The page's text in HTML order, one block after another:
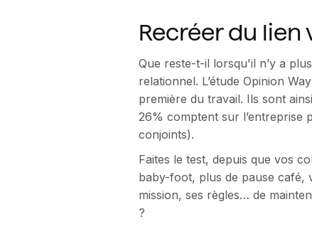
Recréer du lien
Que reste-t-il lorsqu'il n’y a
relationnel. L’étude Opinion
première du travail. Ils sont
26% comptent sur l’entreprise
conjoints).
Faites le test, depuis que vos
baby-foot, plus de pause café,
mission, ses règles… de
?